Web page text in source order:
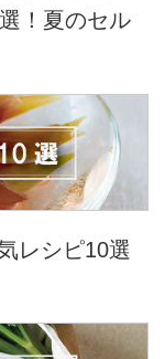
！夏のセル
レシピ10選